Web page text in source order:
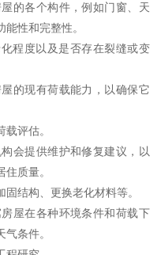
的各个构件，例如门窗、天
性和完整性。
程度以及是否存在裂缝或变
的现有荷载能力，以确保它
评估。
会提供维护和修复建议，以
质量。
结构、更换老化材料等。
屋在各种环境条件和荷载下
条件。